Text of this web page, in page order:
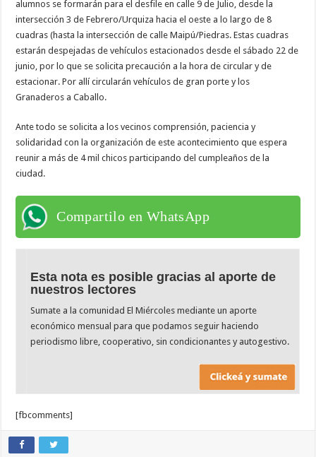
alumnos se formarán para el desfile en calle 9 de Julio, desde la
intersección 3 de Febrero/Urquiza hacia el oeste a lo largo de 8
cuadras (hasta la intersección de calle Maipú/Piedras. Estas cuadras
estarán despejadas de vehículos estacionados desde el sábado 22 de
junio, por lo que se solicita precaución a la hora de circular y de
estacionar. Por allí circularán vehículos de gran porte y los
Granaderos a Caballo.
Ante todo se solicita a los vecinos comprensión, paciencia y
solidaridad con la organización de este acontecimiento que espera
reunir a más de 4 mil chicos participando del cumpleaños de la
ciudad.
Compartilo en WhatsApp
Esta nota es posible gracias al aporte de
nuestros lectores
Sumate a la comunidad El Miércoles mediante un aporte
económico mensual para que podamos seguir haciendo
periodismo libre, cooperativo, sin condicionantes y autogestivo.
[fbcomments]